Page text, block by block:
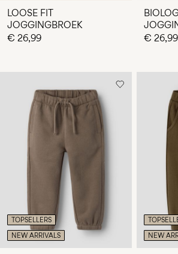
Nederlands
LOOSE FIT
JOGGINGBROEK
€ 26,99
€ 26,99
TOPSELLERS
NEW ARRIVALS
NEW